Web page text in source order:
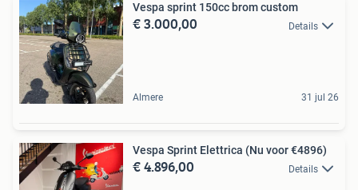
Vespa sprint 150cc brom custom
€ 3.000,00 Details
Almere 31 jul 26
Vespa Sprint Elettrica (Nu voor €4896)
€ 4.896,00 Details